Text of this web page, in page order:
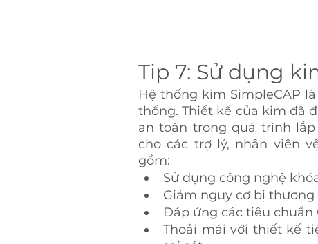
Tip 7: Sử dụng
Hệ thống kim SimpleCAP
thống. Thiết kế của kim đã
an toàn trong quá trình
cho các trợ lý, nhân viên
gồm:
Sử dụng công nghệ
Giảm nguy cơ bị
Đáp ứng các tiêu chuẩn
Thoải mái với thiết kế